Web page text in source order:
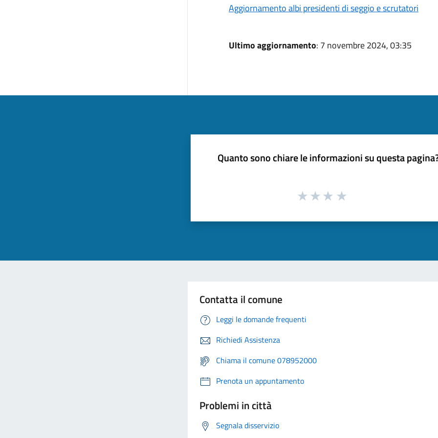
Aggiornamento albi presidenti di seggio e scrutatori
Ultimo aggiornamento: 7 novembre 2024, 03:35
Quanto sono chiare le informazioni su questa
Contatta il comune
Leggi le domande frequenti
Richiedi Assistenza
Chiama il comune 078952000
Prenota un appuntamento
Problemi in città
Segnala disservizio